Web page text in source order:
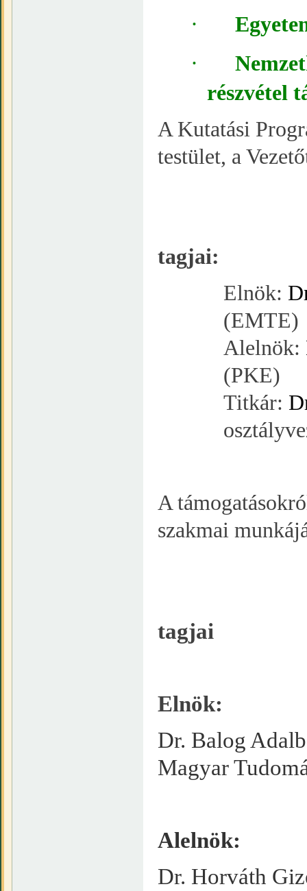
·
·
részvétel
A Kutatási
testület, a
tagjai:
Elnök:
(EMTE)
Alelnök:
(PKE)
Titkár:
A
szakmai
tagjai
Elnök:
Dr. Balog
Magyar
Alelnök:
Dr. Horváth